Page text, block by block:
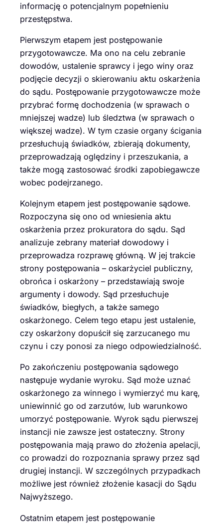
informację o potencjalnym popełnieniu
przestępstwa.
Pierwszym etapem jest postępowanie
przygotowawcze. Ma ono na celu zebranie
dowodów, ustalenie sprawcy i jego winy oraz
podjęcie decyzji o skierowaniu aktu oskarżenia
do sądu. Postępowanie przygotowawcze może
przybrać formę dochodzenia (w sprawach o
mniejszej wadze) lub śledztwa (w sprawach o
większej wadze). W tym czasie organy ścigania
przesłuchują świadków, zbierają dokumenty,
przeprowadzają oględziny i przeszukania, a
także mogą zastosować środki zapobiegawcze
wobec podejrzanego.
Kolejnym etapem jest postępowanie sądowe.
Rozpoczyna się ono od wniesienia aktu
oskarżenia przez prokuratora do sądu. Sąd
analizuje zebrany materiał dowodowy i
przeprowadza rozprawę główną. W jej trakcie
strony postępowania – oskarżyciel publiczny,
obrońca i oskarżony – przedstawiają swoje
argumenty i dowody. Sąd przesłuchuje
świadków, biegłych, a także samego
oskarżonego. Celem tego etapu jest ustalenie,
czy oskarżony dopuścił się zarzucanego mu
czynu i czy ponosi za niego odpowiedzialność.
Po zakończeniu postępowania sądowego
następuje wydanie wyroku. Sąd może uznać
oskarżonego za winnego i wymierzyć mu karę,
uniewinnić go od zarzutów, lub warunkowo
umorzyć postępowanie. Wyrok sądu pierwszej
instancji nie zawsze jest ostateczny. Strony
postępowania mają prawo do złożenia apelacji,
co prowadzi do rozpoznania sprawy przez sąd
drugiej instancji. W szczególnych przypadkach
możliwe jest również złożenie kasacji do Sądu
Najwyższego.
Ostatnim etapem jest postępowanie